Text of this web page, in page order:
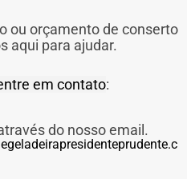
ou orçamento de conserto
aqui para ajudar.
em contato:
do nosso email.